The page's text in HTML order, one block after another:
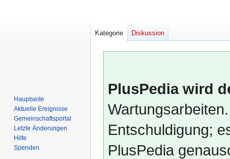
PlusPedia wird
Entschuldigung;
PlusPedia
Kategorie Diskussion
Hauptseite
Aktuelle Ereignisse
Gemeinschafts­portal
Letzte Änderungen
Hilfe
Spenden